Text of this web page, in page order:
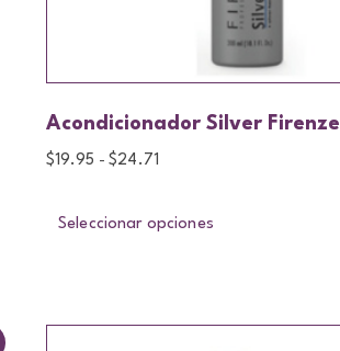
Acondicionador Silver Firenze
$19.95 - $24.71
Seleccionar opciones